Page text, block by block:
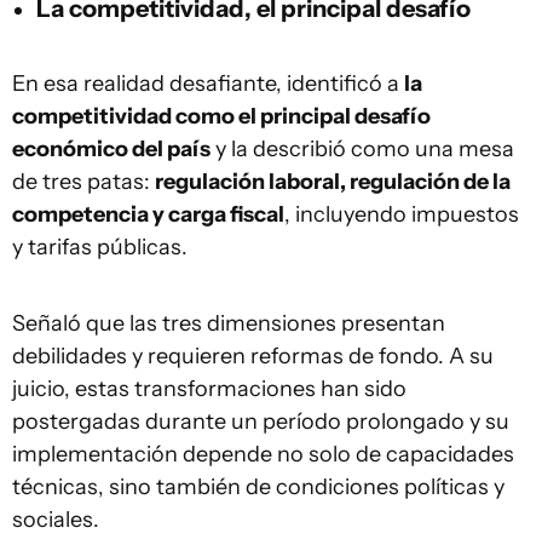
La competitividad, el principal desafío
En esa realidad desafiante, identificó a la
competitividad como el principal desafío
económico del paísy la describió como una mesa
de tres patas: regulación laboral, regulación de la
competencia y carga fiscal, incluyendo impuestos
y tarifas públicas.
Señaló que las tres dimensiones presentan
debilidades y requieren reformas de fondo. A su
juicio, estas transformaciones han sido
postergadas durante un período prolongado y su
implementación depende no solo de capacidades
técnicas, sino también de condiciones políticas y
sociales.